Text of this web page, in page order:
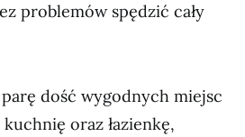
problemów spędzić cały
parę dość wygodnych miejsc
oraz łazienkę,